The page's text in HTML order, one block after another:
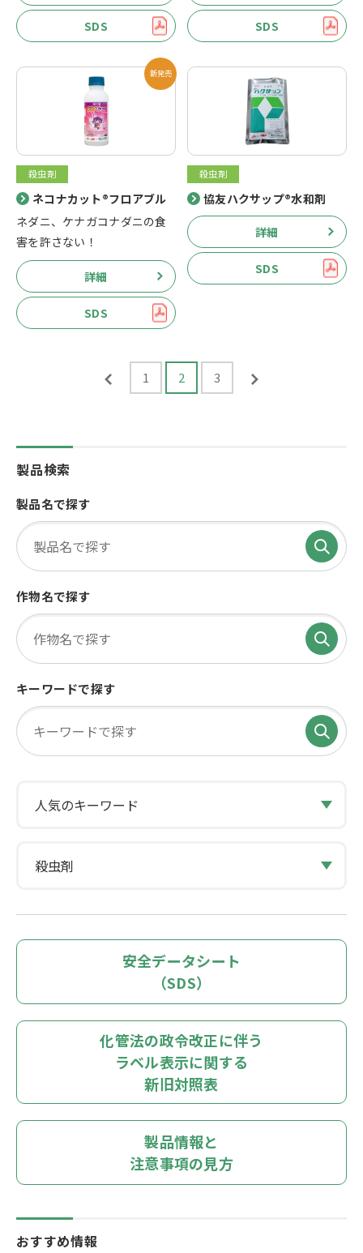
SDS SDS
新発売
殺虫剤
ネコナカット®フロアブル
ネダニ、ケナガコナダニの食
害を許さない！
詳細
SDS
殺虫剤
協友ハクサップ®水和剤
詳細
SDS
1 2 3
製品検索
製品名で探す
作物名で探す
キーワードで探す
安全データシート
（SDS）
化管法の政令改正に伴う
ラベル表示に関する
新旧対照表
製品情報と
注意事項の見方
おすすめ情報